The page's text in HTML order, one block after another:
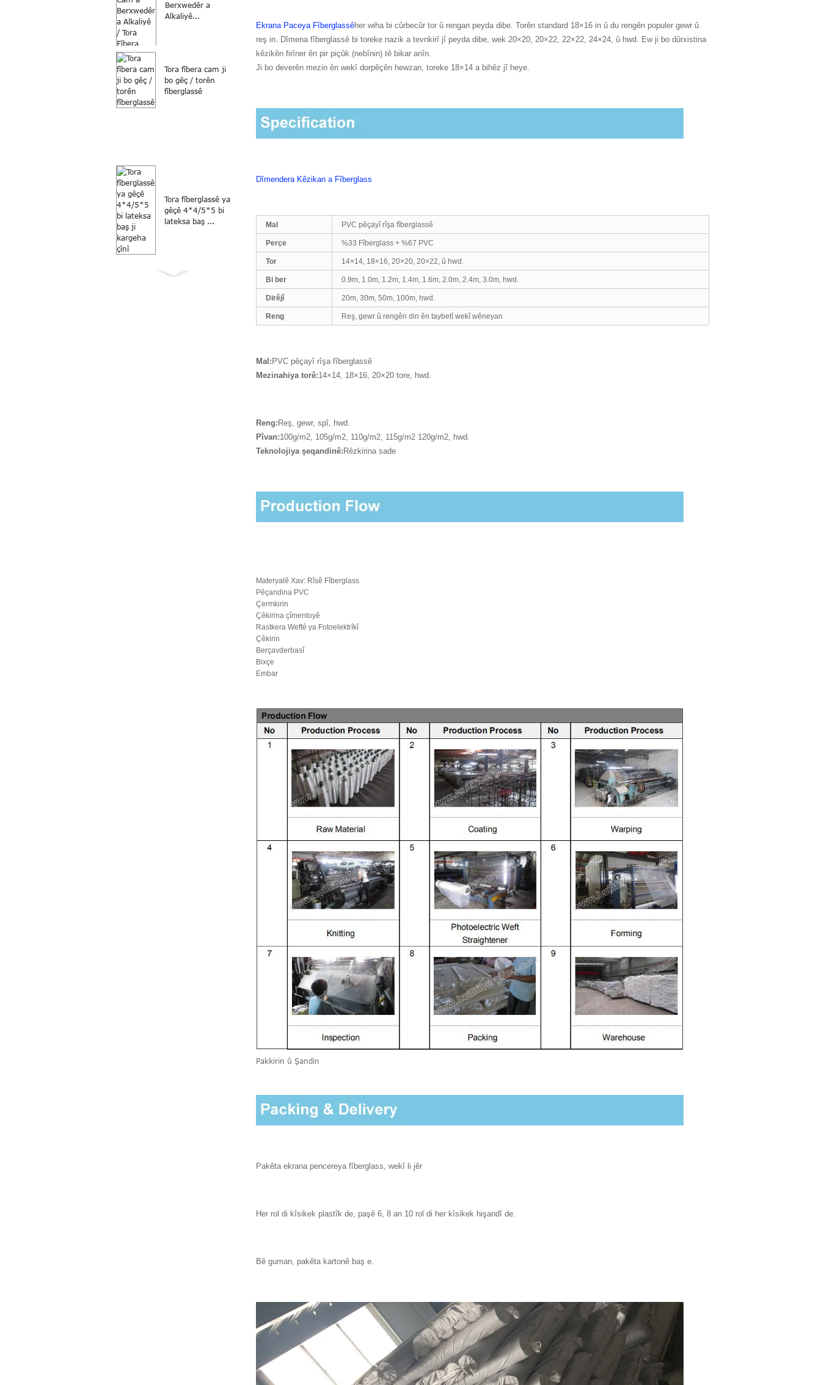
Berxwedêr a
Alkaliyê...
Tora fîbera cam ji
bo gêç / torên
fîberglassê
Tora fîberglassê ya
gêçê 4*4/5*5 bi
lateksa baş ...
Ekrana Paceya Fîberglassêher wiha bi cûrbecûr tor û rengan peyda dibe. Torên standard 18×16 in û du rengên populer gewr û
reş in. Dîmena fîberglassê bi toreke nazik a tevnkirî jî peyda dibe, wek 20×20, 20×22, 22×22, 24×24, û hwd. Ew ji bo dûrxistina
kêzikên firîner ên pir piçûk (nebînin) tê bikar anîn.
Ji bo deverên mezin ên wekî dorpêçên hewzan, toreke 18×14 a bihêz jî heye.
Dîmendera Kêzikan a Fîberglass
Mal PVC pêçayî rîşa fîberglassê
Perçe %33 Fîberglass + %67 PVC
Tor 14×14, 18×16, 20×20, 20×22, û hwd.
Bi ber 0.9m, 1.0m, 1.2m, 1.4m, 1.6m, 2.0m, 2.4m, 3.0m, hwd.
Dirêjî 20m, 30m, 50m, 100m, hwd.
Reng Reş, gewr û rengên din ên taybetî wekî wêneyan
Mal:PVC pêçayî rîşa fîberglassê
Mezinahiya torê:14×14, 18×16, 20×20 tore, hwd.
Reng:Reş, gewr, spî, hwd.
Pîvan:100g/m2, 105g/m2, 110g/m2, 115g/m2 120g/m2, hwd.
Teknolojiya şeqandinê:Rêzkirina sade
Materyalê Xav: Rîsê Fîberglass
Pêçandina PVC
Çermkirin
Çêkirina çîmentoyê
Rastkera Weftê ya Fotoelektrîkî
Çêkirin
Berçavderbasî
Bixçe
Embar
Pakkirin û Şandin
Pakêta ekrana pencereya fîberglass, wekî li jêr
Her rol di kîsikek plastîk de, paşê 6, 8 an 10 rol di her kîsikek hişandî de.
Bê guman, pakêta kartonê baş e.